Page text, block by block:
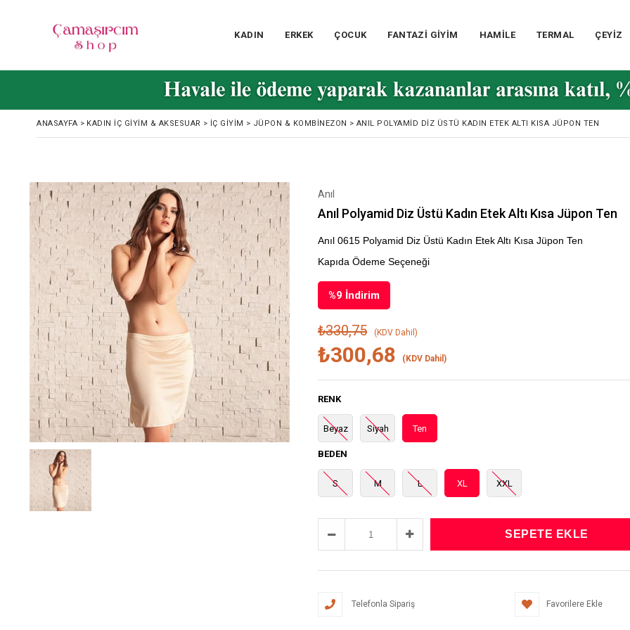
KADIN ERKEK ÇOCUK FANTAZİ GİYİM HAMİLE TERMAL ÇEYİZ
ANASAYFA > KADIN İÇ GIYIM & AKSESUAR > İÇ GIYIM > JÜPON & KOMBINEZON > ANIL POLYAMID DIZ ÜSTÜ KADIN ETEK ALTI KISA JÜPON TEN
Anıl
Anıl Polyamid Diz Üstü Kadın Etek Altı Kısa Jüpon Ten
Anıl 0615 Polyamid Diz Üstü Kadın Etek Altı Kısa Jüpon Ten
Kapıda Ödeme Seçeneği
%9 İndirim
₺330,75 (KDV Dahil)
₺300,68 (KDV Dahil)
RENK
Beyaz Siyah Ten
BEDEN
S M L XL XXL
Telefonla Sipariş Favorilere Ekle